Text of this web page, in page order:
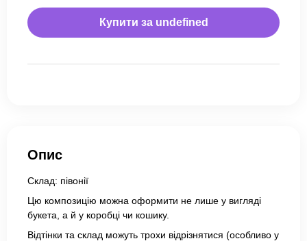
Купити за undefined
Опис
Склад: півонії
Цю композицію можна оформити не лише у вигляді
букета, а й у коробці чи кошику.
Відтінки та склад можуть трохи відрізнятися (особливо у